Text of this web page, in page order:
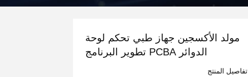
مولد الأكسجين جهاز طبي تحكم لوحة
الدوائر PCBA تطوير البرنامج
تفاصيل المنتج